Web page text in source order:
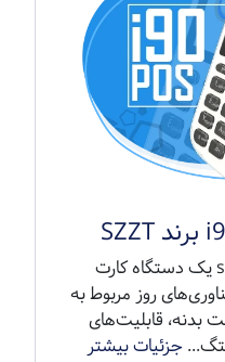
دستگاه پوز سیار مدل szzt i90 یک دستگاه کارت
روز مربوط به
بدنه، قابلیت‌های
جزئیات بیشتر